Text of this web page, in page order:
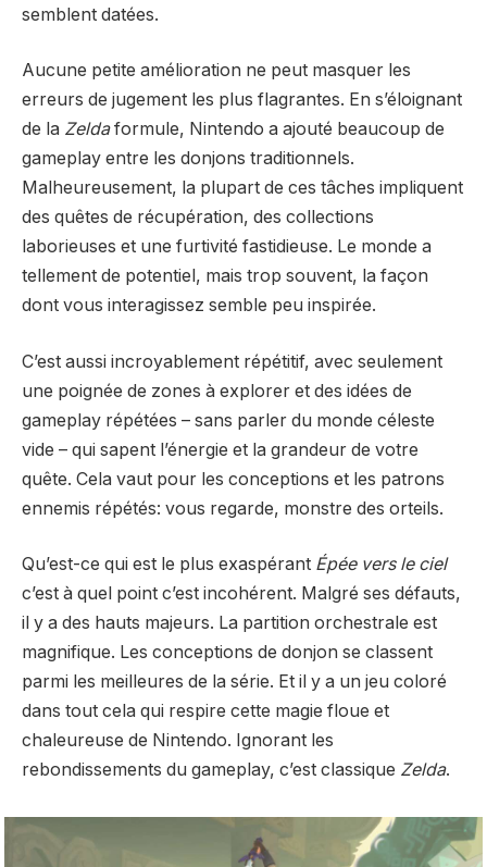
semblent datées.
Aucune petite amélioration ne peut masquer les
erreurs de jugement les plus flagrantes. En s’éloignant
de la Zeldaformule, Nintendo a ajouté beaucoup de
gameplay entre les donjons traditionnels.
Malheureusement, la plupart de ces tâches impliquent
des quêtes de récupération, des collections
laborieuses et une furtivité fastidieuse. Le monde a
tellement de potentiel, mais trop souvent, la façon
dont vous interagissez semble peu inspirée.
C’est aussi incroyablement répétitif, avec seulement
une poignée de zones à explorer et des idées de
gameplay répétées – sans parler du monde céleste
vide – qui sapent l’énergie et la grandeur de votre
quête. Cela vaut pour les conceptions et les patrons
ennemis répétés: vous regarde, monstre des orteils.
Qu’est-ce qui est le plus exaspérant Épée vers le ciel
c’est à quel point c’est incohérent. Malgré ses défauts,
il y a des hauts majeurs. La partition orchestrale est
magnifique. Les conceptions de donjon se classent
parmi les meilleures de la série. Et il y a un jeu coloré
dans tout cela qui respire cette magie floue et
chaleureuse de Nintendo. Ignorant les
rebondissements du gameplay, c’est classique Zelda.